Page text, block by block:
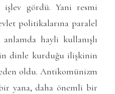
işlev gördü. Yani resmi
politikalarına paralel
hayli kullanışlı
dinle kurduğu ilişkinin
oldu. Antikomünizm
bir yana, daha önemli bir